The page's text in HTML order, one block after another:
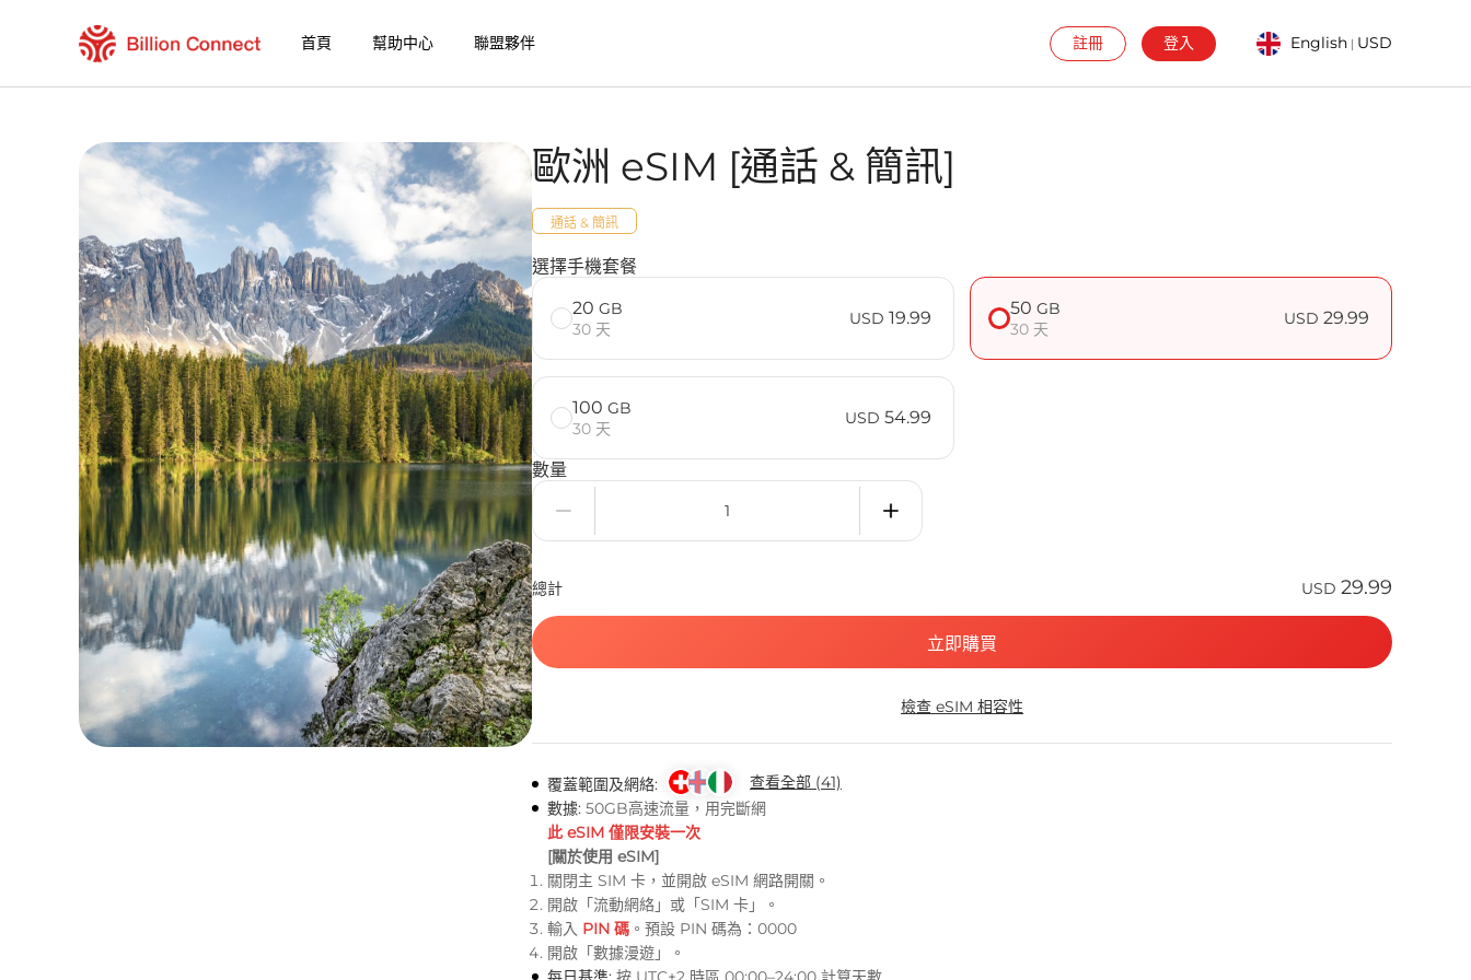
首頁 幫助中心 聯盟夥伴 註冊 登入 English | USD
包含目前目的地的區域套餐
如何享受您的 eSIM？
在 Luxembourg 使用 Billion Connect eSIM 的優勢
Billion Connect 歐洲 eSIM [通話 & 簡訊] 常見問題
選擇您的目的地與數據套餐
安裝您的 eSIM
享受您的數據套餐
穩定的網路連接
避免漫遊費用
7/24 客戶服務
便捷安裝
保留您的原本地區號碼
本地與區域套餐
歐洲 eSIM [通話 & 簡訊]
通話 & 簡訊
選擇手機套餐
20 GB
30 天
USD 19.99 50 GB
30 天
USD 29.99
100 GB
30 天
USD 54.99
數量
總計 USD 29.99
立即購買
檢查 eSIM 相容性
覆蓋範圍及網絡:
查看全部 (41)
數據: 50GB高速流量，用完斷網
此 eSIM 僅限安裝一次
[關於使用 eSIM]
關閉主 SIM 卡，並開啟 eSIM 網路開關。
開啟「流動網絡」或「SIM 卡」。
輸入 PIN 碼 。預設 PIN 碼為：0000
開啟「數據漫遊」。